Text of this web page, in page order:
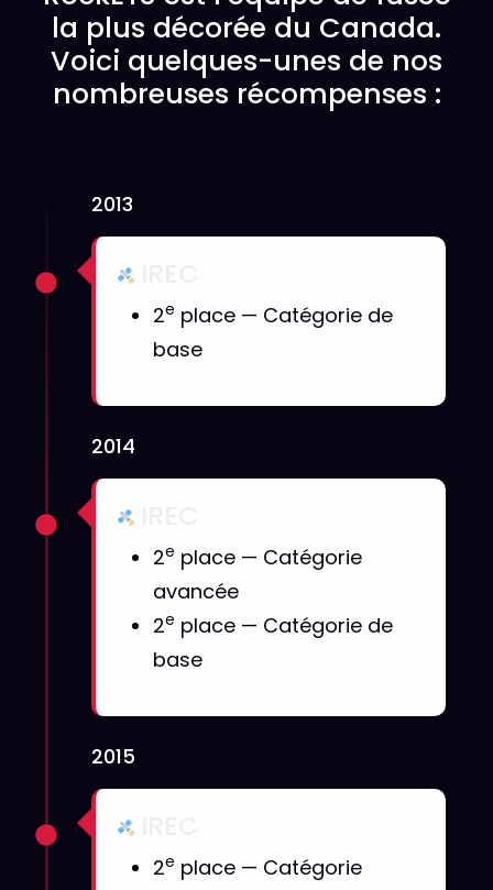
la plus décorée du Canada.
Voici quelques-unes de nos
nombreuses récompenses :
2013
2e place — Catégorie de
base
2014
2e place — Catégorie
avancée
2e place — Catégorie de
base
2015
2e place — Catégorie